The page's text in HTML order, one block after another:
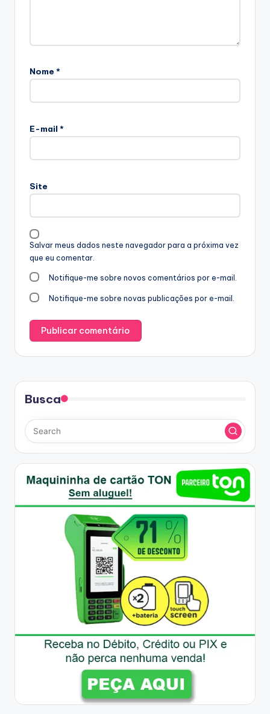
Nome *
E-mail *
Site
Salvar meus dados neste navegador para a próxima vez
que eu comentar.
Notifique-me sobre novos comentários por e-mail.
Notifique-me sobre novas publicações por e-mail.
Busca